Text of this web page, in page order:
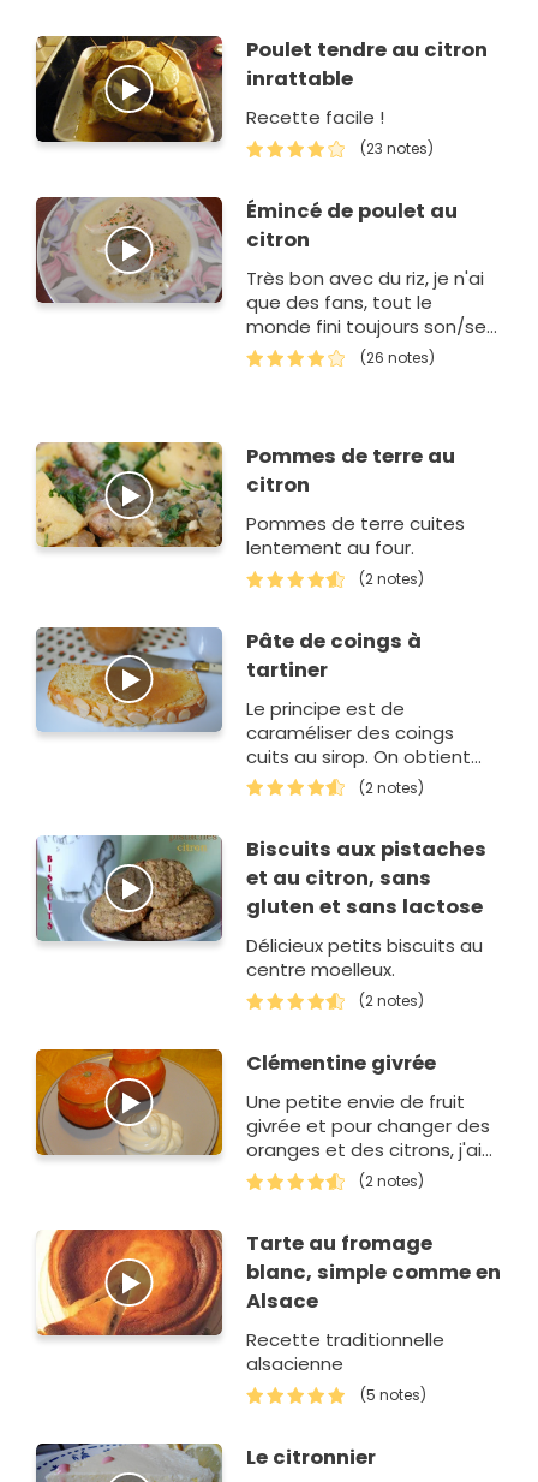
Poulet tendre au citron
inrattable
Recette facile !
(23 notes)
Émincé de poulet au
citron
Très bon avec du riz, je n'ai
que des fans, tout le
monde fini toujours son/ses
assiette(s)...
(26 notes)
Pommes de terre au
citron
Pommes de terre cuites
lentement au four.
(2 notes)
Pâte de coings à
tartiner
Le principe est de
caraméliser des coings
cuits au sirop. On obtient
une pulpe parfumée, souple
puisqu'elle se tartine. Et
(2 notes)
Biscuits aux pistaches
et au citron, sans
gluten et sans lactose
Délicieux petits biscuits au
centre moelleux.
(2 notes)
Clémentine givrée
Une petite envie de fruit
givrée et pour changer des
oranges et des citrons, j'ai
choisi les clémentines !
(2 notes)
Tarte au fromage
blanc, simple comme en
Alsace
Recette traditionnelle
alsacienne
(5 notes)
Le citronnier